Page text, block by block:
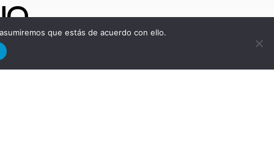
que estás de acuerdo con ello.